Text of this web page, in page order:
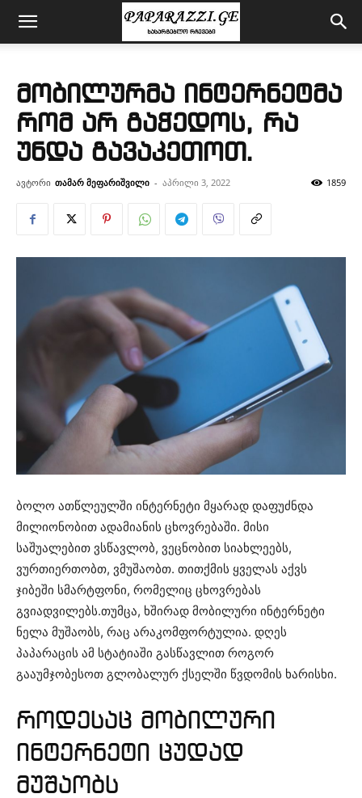
მობილურმა ინტერნეტმა
რომ არ გაჭედოს, რა
უნდა გავაკეთოთ.
ავტორი თამარ მეფარიშვილი - აპრილი 3, 2022 1859
ბოლო ათწლეულში ინტერნეტი მყარად დაფუძნდა
მილიონობით ადამიანის ცხოვრებაში. მისი
საშუალებით ვსწავლობ, ვეცნობით სიახლეებს,
ვურთიერთობთ, ვმუშაობთ. თითქმის ყველას აქვს
ჯიბეში სმარტფონი, რომელიც ცხოვრებას
გვიადვილებს.თუმცა, ხშირად მობილური ინტერნეტი
ნელა მუშაობს, რაც არაკომფორტულია. დღეს
პაპარაცის ამ სტატიაში გასწავლით როგორ
გააუმჯობესოთ გლობალურ ქსელში წვდომის ხარისხი.
როდესაც მობილური
ინტერნეტი ცუდად
მუშაობს